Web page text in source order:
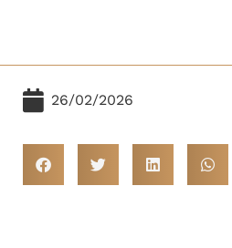
26/02/2026